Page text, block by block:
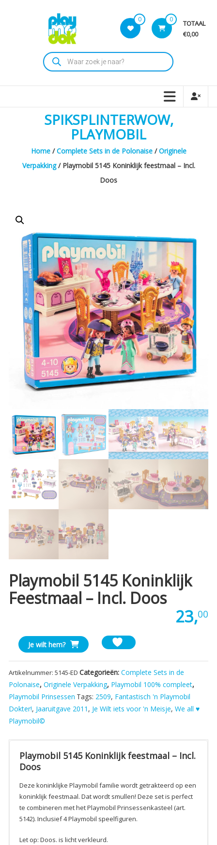
Playmodok
Tweedehands
dromen
voor
iedereen
0 0 TOTAAL
€0,00
Producten
zoeken
SPIKSPLINTERWOW,
PLAYMOBIL
Home/Complete Sets in de Polonaise/Originele
Verpakking/ Playmobil 5145 Koninklijk feestmaal – Incl.
Doos
Playmobil 5145 Koninklijk
Feestmaal – Incl. Doos
23,00
Playmobil
5145
Koninklijk
feestmaal
-
Incl.
Doos
aantal
Je wilt hem?
Artikelnummer: 5145-ED Categorieën: Complete Sets in de
Polonaise, Originele Verpakking, Playmobil 100% compleet,
Playmobil Prinsessen Tags: 2509, Fantastisch 'n Playmobil
Dokter!, Jaaruitgave 2011 , Je Wilt iets voor 'n Meisje, We all ♥
Playmobil©
Playmobil 5145 Koninklijk feestmaal – Incl.
Doos
Deze koninklijke Playmobil familie wordt getrakteerd op een
koninklijk feestmaal. Dat wordt smullen! Deze set is perfect
te combineren met het Playmobil Prinsessenkasteel (art.
5142). Inclusief 4 Playmobil speelfiguren.
Let op: Doos. is licht verkleurd.